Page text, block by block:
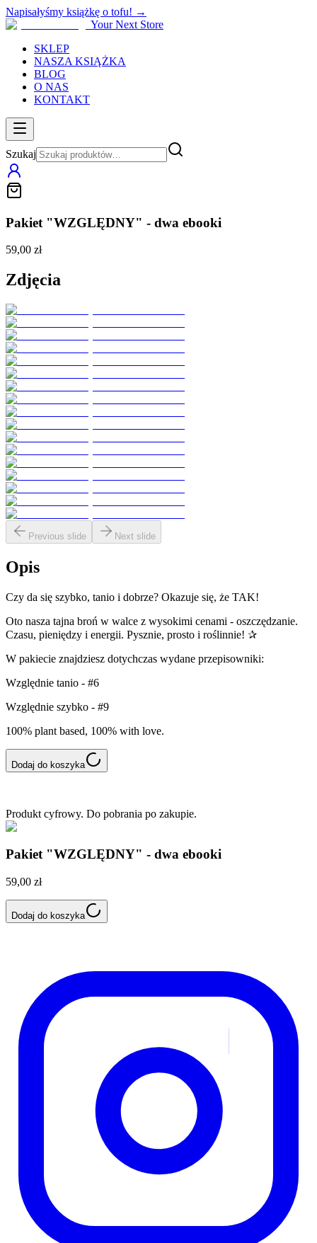
Napisałyśmy książkę o tofu! →
Your Next Store
SKLEP
NASZA KSIĄŻKA
BLOG
O NAS
KONTAKT
Szukaj
Pakiet "WZGLĘDNY" - dwa ebooki
59,00 zł
Zdjęcia
Previous slide Next slide
Opis
Czy da się szybko, tanio i dobrze? Okazuje się, że TAK!
Oto nasza tajna broń w walce z wysokimi cenami - oszczędzanie.
Czasu, pieniędzy i energii. Pysznie, prosto i roślinnie! ✰
W pakiecie znajdziesz dotychczas wydane przepisowniki:
Względnie tanio - #6
Względnie szybko - #9
100% plant based, 100% with love.
Dodaj do koszyka
Produkt cyfrowy. Do pobrania po zakupie.
Pakiet "WZGLĘDNY" - dwa ebooki
59,00 zł
Dodaj do koszyka